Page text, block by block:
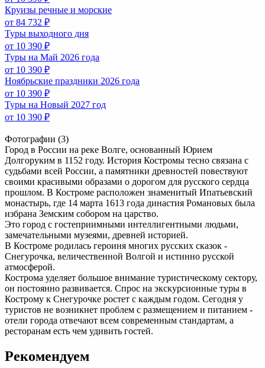
Круизы речные и морские
от 84 732 ₽
Туры выходного дня
от 10 390 ₽
Туры на Май 2026 года
от 10 390 ₽
Ноябрьские праздники 2026 года
от 10 390 ₽
Туры на Новый 2027 год
от 10 390 ₽
Фотографии (3)
Город в России на реке Волге, основанный Юрием
Долгоруким в 1152 году. История Костромы тесно связана с
судьбами всей России, а памятники древностей повествуют
своими красивыми образами о дорогом для русского сердца
прошлом. В Костроме расположен знаменитый Ипатьевский
монастырь, где 14 марта 1613 года династия Романовых была
избрана Земским собором на царство.
Это город с гостеприимными интеллигентными людьми,
замечательными музеями, древней историей.
В Костроме родилась героиня многих русских сказок -
Снегурочка, величественной Волгой и истинно русской
атмосферой.
Кострома уделяет большое внимание туристическому сектору,
он постоянно развивается. Спрос на экскурсионные туры в
Кострому к Снегурочке ростет с каждым годом. Сегодня у
туристов не возникнет проблем с размещением и питанием -
отели города отвечают всем современным стандартам, а
ресторанам есть чем удивить гостей.
Рекомендуем